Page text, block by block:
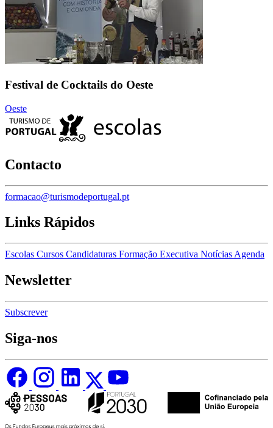
Festival de Cocktails do Oeste
Oeste
Contacto
formacao@turismodeportugal.pt
Links Rápidos
Escolas Cursos Candidaturas Formação Executiva Notícias Agenda
Newsletter
Subscrever
Siga-nos